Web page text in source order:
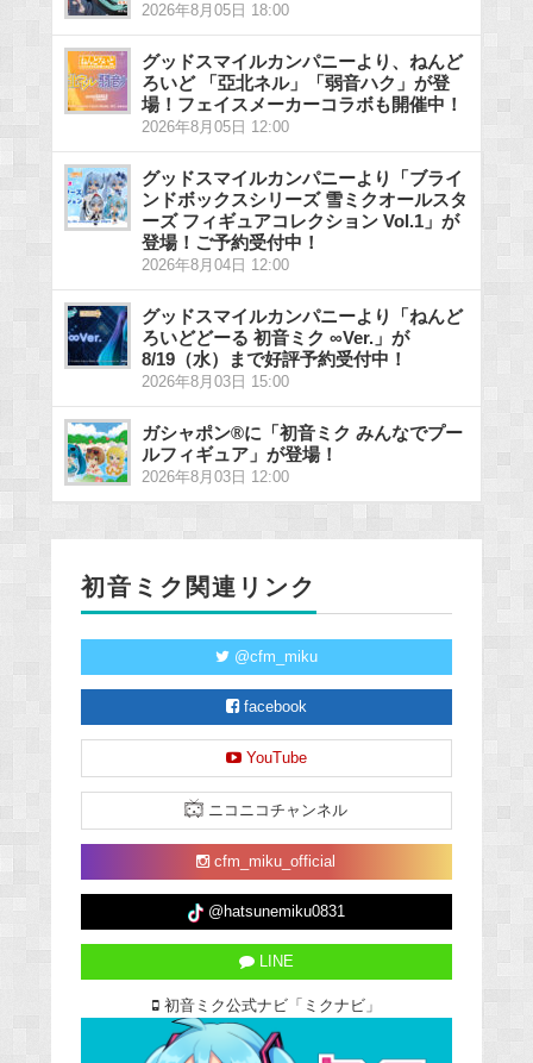
2026年8月05日 18:00
グッドスマイルカンパニーより、ねんど
ろいど 「亞北ネル」「弱音ハク」が登
場！フェイスメーカーコラボも開催中！
2026年8月05日 12:00
グッドスマイルカンパニーより「ブライ
ンドボックスシリーズ 雪ミクオールスタ
ーズ フィギュアコレクション Vol.1」が
登場！ご予約受付中！
2026年8月04日 12:00
グッドスマイルカンパニーより「ねんど
ろいどどーる 初音ミク ∞Ver.」が
8/19（水）まで好評予約受付中！
2026年8月03日 15:00
ガシャポン®に「初音ミク みんなでプー
ルフィギュア」が登場！
2026年8月03日 12:00
初音ミク関連リンク
@cfm_miku
facebook
YouTube
ニコニコチャンネル
cfm_miku_official
@hatsunemiku0831
LINE
初音ミク公式ナビ「ミクナビ」